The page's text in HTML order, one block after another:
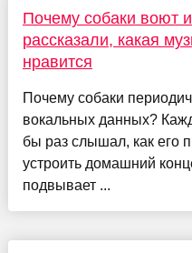
Почему собаки воют
рассказали, какая
нравится
Почему собаки
вокальных данных?
бы раз слышал, как его
устроить домашний
подвывает ...